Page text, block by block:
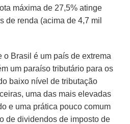
máxima de 27,5% atinge
de renda (acima de 4,7 mil
o Brasil é um país de extrema
um paraíso tributário para os
baixo nível de tributação
uma das mais elevadas
e uma prática pouco comum
de dividendos de imposto de